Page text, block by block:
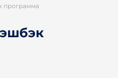
программа